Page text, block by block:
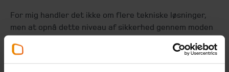
For mig handler det ikke om flere tekniske løsninger,
men at opnå dette niveau af sikkerhed gennem moden